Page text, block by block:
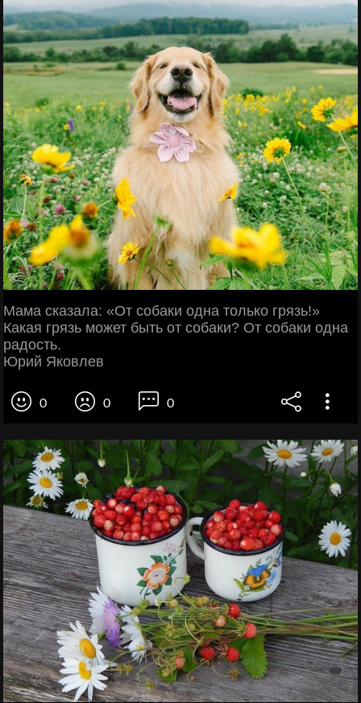
Мама сказала: «От собаки одна только грязь!»
Какая грязь может быть от собаки? От собаки одна
радость.
Юрий Яковлев
0 0 0